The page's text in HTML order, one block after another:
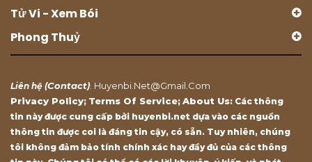
Tử Vi - Xem Bói
Phong Thuỷ
Liên hệ (Contact): Huyenbi.net@gmail.com
Privacy Policy; Terms Of Service; About Us: Các thông
tin này được cung cấp bởi huyenbi.net dựa vào các nguồn
thông tin được coi là đáng tin cậy, có sẵn. Tuy nhiên, chúng
tôi không đảm bảo tính chính xác hay đầy đủ của các thông